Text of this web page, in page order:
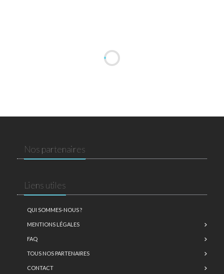
Nos partenaires
Liens utiles
QUI SOMMES-NOUS ?
MENTIONS LÉGALES
FAQ
TOUS NOS PARTENAIRES
CONTACT